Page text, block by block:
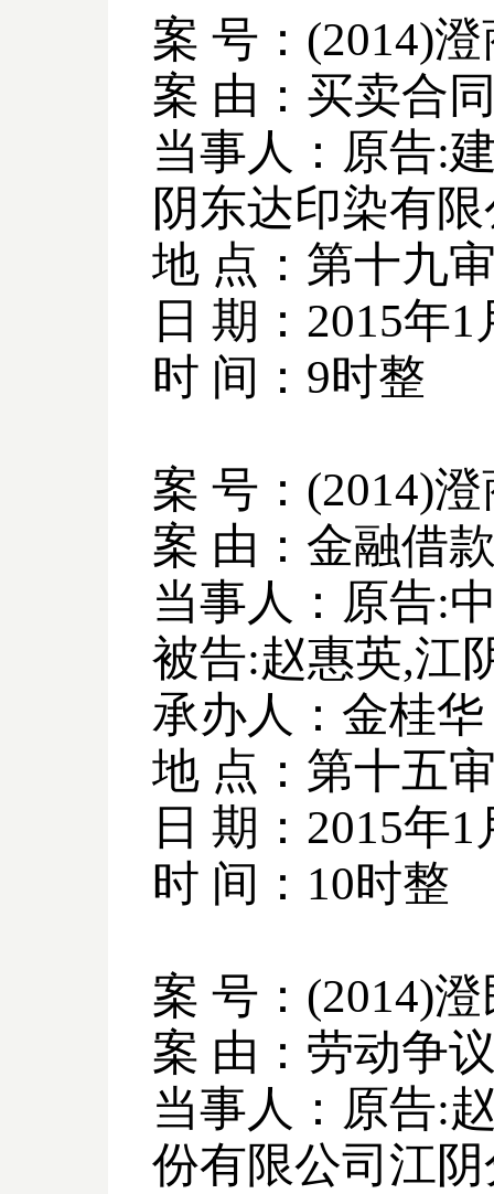
案 号： (2014)澄
案 由：买卖合
当事人：原告:
阴东达印染有
地 点：第十九
日 期： 2015年1
时 间： 9时整
案 号： (2014)澄
案 由：金融借
当事人：原告:
被告:赵惠英,江
承办人：金桂华
地 点：第十五
日 期： 2015年1
时 间： 10时整
案 号： (2014)澄
案 由：劳动争
当事人：原告:
份有限公司江